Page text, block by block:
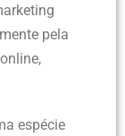
pela
espécie